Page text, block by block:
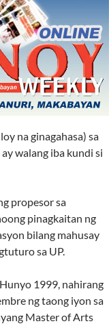
na ginagahasa) sa
walang iba kundi si
propesor sa
pinagkaitan ng
bilang mahusay
sa UP.
1999, nahirang
ng taong iyon sa
Master of Arts